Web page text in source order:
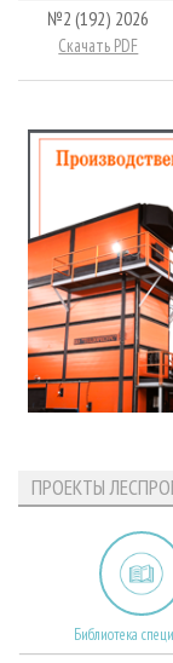
№2 (192) 2026
Скачать PDF
ПРОЕКТЫ
Библиотека